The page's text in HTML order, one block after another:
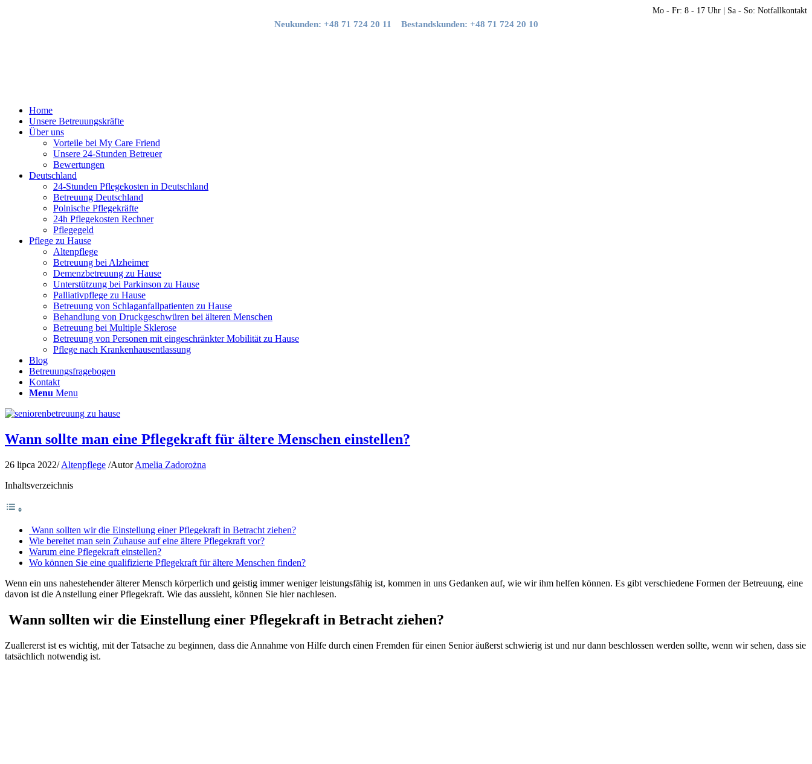
Mo - Fr: 8 - 17 Uhr | Sa - So: Notfallkontakt
Neukunden: +48 71 724 20 11 Bestandskunden: +48 71 724 20 10
Home
Unsere Betreuungskräfte
Über uns
Vorteile bei My Care Friend
Unsere 24-Stunden Betreuer
Bewertungen
Deutschland
24-Stunden Pflegekosten in Deutschland
Betreuung Deutschland
Polnische Pflegekräfte
24h Pflegekosten Rechner
Pflegegeld
Pflege zu Hause
Altenpflege
Betreuung bei Alzheimer
Demenzbetreuung zu Hause
Unterstützung bei Parkinson zu Hause
Palliativpflege zu Hause
Betreuung von Schlaganfallpatienten zu Hause
Behandlung von Druckgeschwüren bei älteren Menschen
Betreuung bei Multiple Sklerose
Betreuung von Personen mit eingeschränkter Mobilität zu Hause
Pflege nach Krankenhausentlassung
Blog
Betreuungsfragebogen
Kontakt
Menu Menu
Wann sollte man eine Pflegekraft für ältere Menschen einstellen?
26 lipca 2022/ Altenpflege /AutorAmelia Zadorożna
Inhaltsverzeichnis
Wann sollten wir die Einstellung einer Pflegekraft in Betracht ziehen?
Wie bereitet man sein Zuhause auf eine ältere Pflegekraft vor?
Warum eine Pflegekraft einstellen?
Wo können Sie eine qualifizierte Pflegekraft für ältere Menschen finden?
Wenn ein uns nahestehender älterer Mensch körperlich und geistig immer weniger leistungsfähig ist, kommen in uns Gedanken auf, wie wir ihm helfen können. Es gibt verschiedene Formen der Betreuung, eine
davon ist die Anstellung einer Pflegekraft. Wie das aussieht, können Sie hier nachlesen.
Wann sollten wir die Einstellung einer Pflegekraft in Betracht ziehen?
Zuallererst ist es wichtig, mit der Tatsache zu beginnen, dass die Annahme von Hilfe durch einen Fremden für einen Senior äußerst schwierig ist und nur dann beschlossen werden sollte, wenn wir sehen, dass sie
tatsächlich notwendig ist.